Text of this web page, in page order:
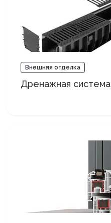
Внешняя отделка
Дренажная система